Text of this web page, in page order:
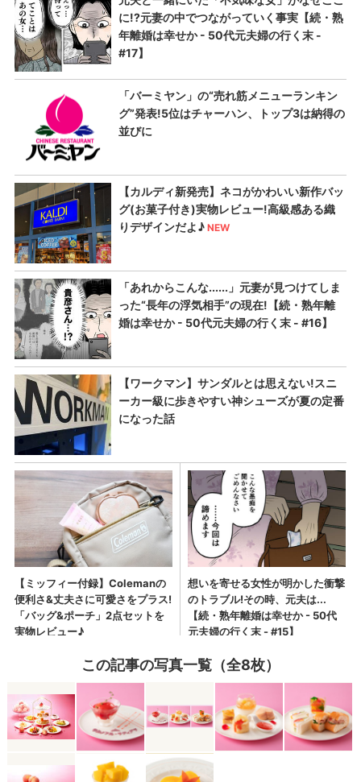
この記事の写真一覧（全8枚）